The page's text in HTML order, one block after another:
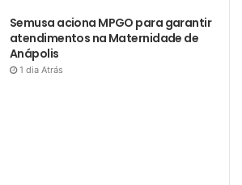
Semusa aciona MPGO para garantir
atendimentos na Maternidade de
Anápolis
1 dia Atrás